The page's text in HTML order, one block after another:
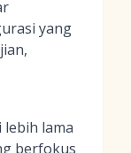
yang
lama
berfokus